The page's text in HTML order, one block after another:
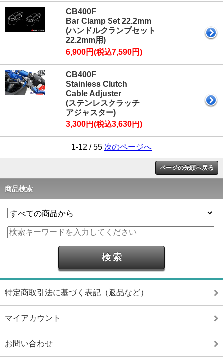
CB400F
Bar Clamp Set 22.2mm
(ハンドルクランプセット
22.2mm用)
6,900円(税込7,590円)
CB400F
Stainless Clutch
Cable Adjuster
(ステンレスクラッチ
アジャスター)
3,300円(税込3,630円)
1-12 / 55 次のページへ
ページの先頭へ戻る
商品検索
特定商取引法に基づく表記（返品など）
マイアカウント
お問い合わせ